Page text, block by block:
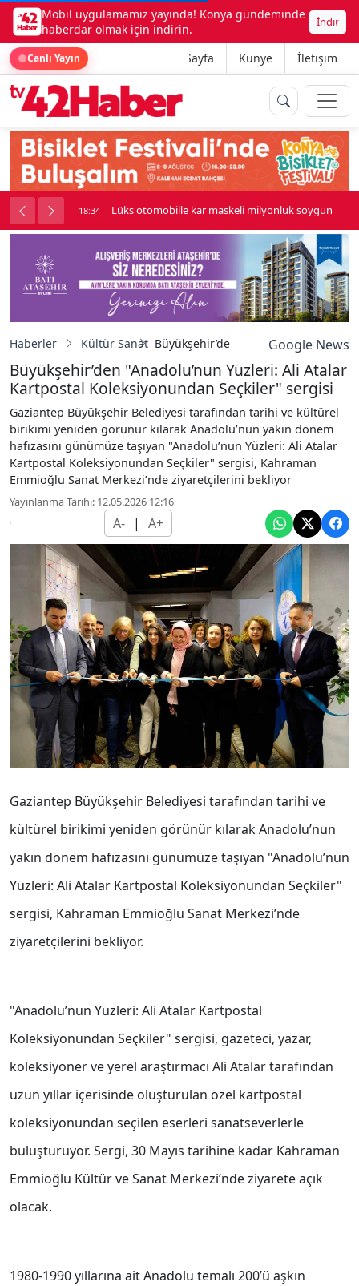
Mobil uygulamamız yayında! Konya gündeminde
haberdar olmak için indirin.
İndir
Canlı Yayın Ana Sayfa Künye İletişim
soygun 18:34 Kadınhanı'nda çok sayıda araç birbirine girdi
Haberler Kültür Sanat Büyükşehir’den "Anadolu’nun
Google News
Büyükşehir’den "Anadolu’nun Yüzleri: Ali Atalar
Kartpostal Koleksiyonundan Seçkiler" sergisi
Gaziantep Büyükşehir Belediyesi tarafından tarihi ve kültürel
birikimi yeniden görünür kılarak Anadolu’nun yakın dönem
hafızasını günümüze taşıyan "Anadolu’nun Yüzleri: Ali Atalar
Kartpostal Koleksiyonundan Seçkiler" sergisi, Kahraman
Emmioğlu Sanat Merkezi’nde ziyaretçilerini bekliyor
Yayınlanma Tarihi: 12.05.2026 12:16
A- | A+
Gaziantep Büyükşehir Belediyesi tarafından tarihi ve
kültürel birikimi yeniden görünür kılarak Anadolu’nun
yakın dönem hafızasını günümüze taşıyan "Anadolu’nun
Yüzleri: Ali Atalar Kartpostal Koleksiyonundan Seçkiler"
sergisi, Kahraman Emmioğlu Sanat Merkezi’nde
ziyaretçilerini bekliyor.
"Anadolu’nun Yüzleri: Ali Atalar Kartpostal
Koleksiyonundan Seçkiler" sergisi, gazeteci, yazar,
koleksiyoner ve yerel araştırmacı Ali Atalar tarafından
uzun yıllar içerisinde oluşturulan özel kartpostal
koleksiyonundan seçilen eserleri sanatseverlerle
buluşturuyor. Sergi, 30 Mayıs tarihine kadar Kahraman
Emmioğlu Kültür ve Sanat Merkezi’nde ziyarete açık
olacak.
1980-1990 yıllarına ait Anadolu temalı 200’ü aşkın